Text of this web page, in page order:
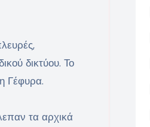
δικτύου. Το
Γέφυρα.
τα αρχικά